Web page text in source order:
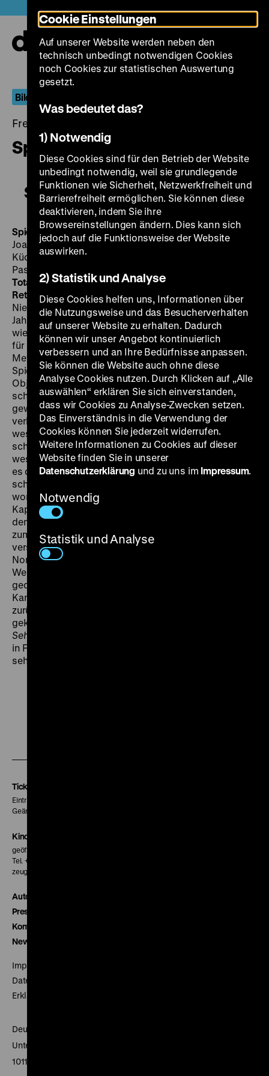
zum
Seiteninhalt
springen
Bilder von drüben
Freitag, 17. Mai 2019, 20.00 - 00.00 Uhr
Spielbank-Affäre
Spielbank-Affäre
Spielbank-AffäreDDR/SE 1957, R/B: Arthur Pohl, K:
Joachim Hasler, M: Martin Böttcher, D: Gertrud
Kückelmann, Jan Hendriks, Rudolf Forster, Peter
Pasetti, Willy A. Kleinau, 90’
Totalvision FR 17.05. um 20 Uhr·Eröffnung der
RetrospektiveNach dem ideologisch bedingten
Niedergang ihrer Produktion Anfang der fünfziger
Jahre wollte die DEFA in der Mitte des Jahrzehnts
wieder Filme für ganz Deutschland, am besten gleich
für den Weltmarkt schaffen. Ein Stoff des mit dem
Metier vertrauten Hans von Oettingen über das
Spielcasino eines westlichen Kurorts, welches zum
Objekt von Intrigen windiger Finanzjongleure wird,
schien Spannung, interessantes Milieu und
gewünschte politische Botschaft miteinander zu
verbinden. Durch eine Kooperation mit einem
westdeutschen Partner (der offiziell seine
schwedische Firma agieren ließ) kam zudem viel
westliche Prominenz vor die Kamera. Allerdings erging
es dann den erklärten Feinden des Westens so, wie es
schon 1939 in Ernst Lubitschs
worden war: Unversehens erlagen sie den Reizen des
Kapitalismus und der Attraktivität des Ambientes, in
dem sich das gehobene Bürgertum bewegt. Das fand
zumindest die DDR-Zensur, die den teuren Film nur
verstümmelt und vor allem in Schwarzweiß und
Normalformat zuließ, woraufhin es zum Bruch mit dem
West-Berliner Arthur Pohl, der der DEFA bis dahin treu
gedient hatte, kam und unter anderem der
Kameramann Joachim Hasler seinen Namen
zurückzog. Im Westen lief der Film, ebenfalls unsinnig
gekürzt, unter dem Titel
Sehnsucht
in Farbe und Scope gezeigt, die seinerzeit nirgends zu
sehen war. (gym)
Tickets
Eintritt 5 €
Geänderte Preise sind im Programm vermerkt.
Kinokasse
geöffnet 30 Minuten vor Beginn der ersten Vorstellung
Tel. + 49 30 20304-770
zeughauskino@dhm.de
Autor*innen
Presse
Kontakt
Newsletter
Impressum
Datenschutz
Erklärung digitale Barrierefreiheit
Deutsches Historisches Museum
Unter den Linden 2
10117 Berlin
Cookie Einstellungen
Auf unserer Website werden neben den
technisch unbedingt notwendigen Cookies
noch Cookies zur statistischen Auswertung
gesetzt.
Was bedeutet das?
1) Notwendig
Diese Cookies sind für den Betrieb der Website
unbedingt notwendig, weil sie grundlegende
Funktionen wie Sicherheit, Netzwerkfreiheit und
Barrierefreiheit ermöglichen. Sie können diese
deaktivieren, indem Sie ihre
Browsereinstellungen ändern. Dies kann sich
jedoch auf die Funktionsweise der Website
auswirken.
2) Statistik und Analyse
Diese Cookies helfen uns, Informationen über
die Nutzungsweise und das Besucherverhalten
auf unserer Website zu erhalten. Dadurch
können wir unser Angebot kontinuierlich
verbessern und an Ihre Bedürfnisse anpassen.
Sie können die Website auch ohne diese
Analyse Cookies nutzen. Durch Klicken auf „Alle
auswählen“ erklären Sie sich einverstanden,
dass wir Cookies zu Analyse-Zwecken setzen.
Das Einverständnis in die Verwendung der
Cookies können Sie jederzeit widerrufen.
Weitere Informationen zu Cookies auf dieser
Website finden Sie in unserer
Datenschutzerklärung und zu uns im Impressum.
Notwendig
Statistik und Analyse